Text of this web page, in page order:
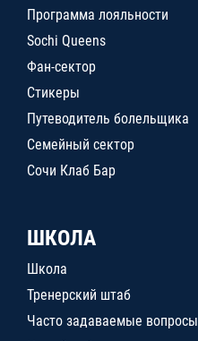
Программа лояльности
Sochi Queens
Фан-сектор
Стикеры
Путеводитель болельщика
Семейный сектор
Сочи Клаб Бар
ШКОЛА
Школа
Тренерский штаб
Часто задаваемые вопросы